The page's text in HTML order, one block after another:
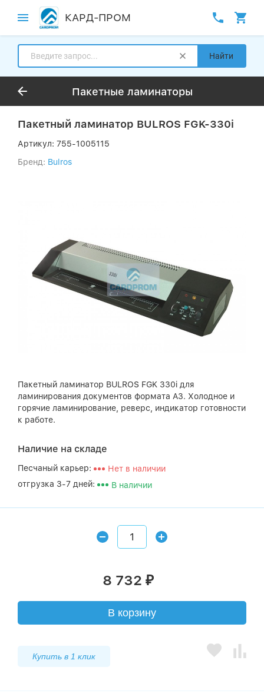
КАРД-ПРОМ
Найти
Пакетные ламинаторы
Пакетный ламинатор BULROS FGK-330i
Артикул: 755-1005115
Бренд: Bulros
Пакетный ламинатор BULROS FGK 330i для
ламинирования документов формата A3. Холодное и
горячие ламинирование, реверс, индикатор готовности
к работе.
Наличие на складе
Песчаный карьер:
Нет в наличии
отгрузка 3-7 дней:
В наличии
8 732 ₽
В корзину
Купить в 1 клик